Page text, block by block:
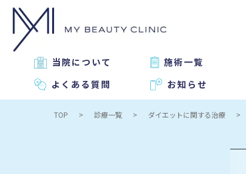
当院について 施術一覧
よくある質問
お知らせ
TOP 診療一覧 ダイエットに関する治療